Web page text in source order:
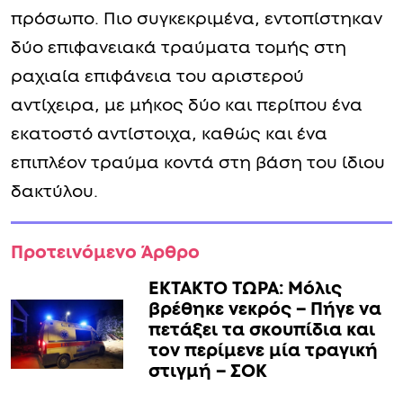
πρόσωπο. Πιο συγκεκριμένα, εντοπίστηκαν
δύο επιφανειακά τραύματα τομής στη
ραχιαία επιφάνεια του αριστερού
αντίχειρα, με μήκος δύο και περίπου ένα
εκατοστό αντίστοιχα, καθώς και ένα
επιπλέον τραύμα κοντά στη βάση του ίδιου
δακτύλου.
Προτεινόμενο Άρθρο
ΕΚΤΑΚΤΟ ΤΩΡΑ: Μόλις
βρέθηκε νεκρός – Πήγε να
πετάξει τα σκουπίδια και
τον περίμενε μία τραγική
στιγμή – ΣΟΚ